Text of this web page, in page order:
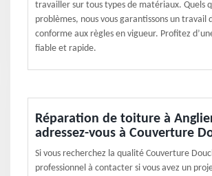
travailler sur tous types de matériaux. Quels
problèmes, nous vous garantissons un travail
conforme aux règles en vigueur. Profitez
fiable et rapide.
Réparation de toiture à
adressez-vous à Couverture
Si vous recherchez la qualité Couverture
professionnel à contacter si vous avez un